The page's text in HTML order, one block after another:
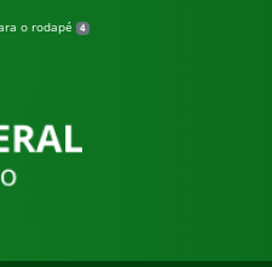
o rodapé 4